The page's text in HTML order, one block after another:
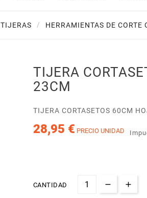
TIJERAS HERRAMIENTAS DE CORTE
TIJERA
23CM
TIJERA CORTASETOS 60CM
28,95 € PRECIO UNIDAD
CANTIDAD